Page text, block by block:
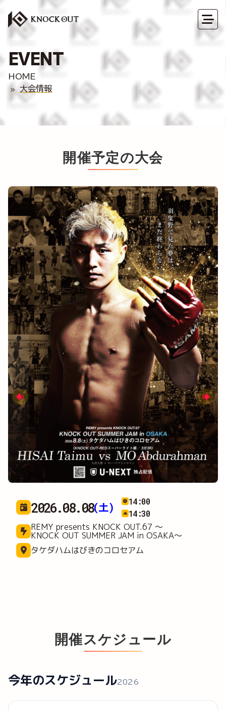
EVENT
HOME
大会情報
開催予定の大会
2026.09.05(土)
12:30
13:00
REMY presents KNOCK OUT.68 ～
KNOCKIN' on the WORLD～
横浜武道館
開催スケジュール
今年のスケジュール2026